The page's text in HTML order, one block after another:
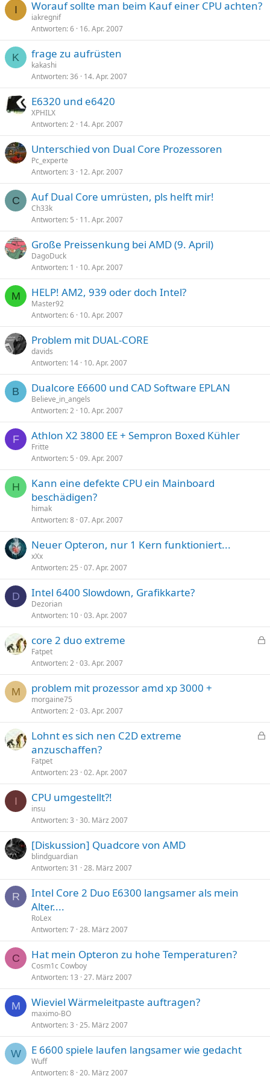
I Worauf sollte man beim Kauf einer CPU achten?
iakregnif
Antworten 6 16. Apr. 2007
K frage zu aufrüsten
kakashi
Antworten 36 14. Apr. 2007
E6320 und e6420
XPHILX
Antworten 2 14. Apr. 2007
Unterschied von Dual Core Prozessoren
Pc_experte
Antworten 3 12. Apr. 2007
C Auf Dual Core umrüsten, pls helft mir!
Ch33k
Antworten 5 11. Apr. 2007
Große Preissenkung bei AMD (9. April)
DagoDuck
Antworten 1 10. Apr. 2007
M HELP! AM2, 939 oder doch Intel?
Master92
Antworten 6 10. Apr. 2007
Problem mit DUAL-CORE
davids
Antworten 14 10. Apr. 2007
B Dualcore E6600 und CAD Software EPLAN
Believe_in_angels
Antworten 2 10. Apr. 2007
F Athlon X2 3800 EE + Sempron Boxed Kühler
Fritte
Antworten 5 09. Apr. 2007
H
Kann eine defekte CPU ein Mainboard
beschädigen?
himak
Antworten 8 07. Apr. 2007
Neuer Opteron, nur 1 Kern funktioniert...
xXx
Antworten 25 07. Apr. 2007
D Intel 6400 Slowdown, Grafikkarte?
Dezorian
Antworten 10 03. Apr. 2007
p
core 2 duo extreme
Fatpet
Antworten 2 03. Apr. 2007
M problem mit prozessor amd xp 3000 +
morgaine75
Antworten 2 03. Apr. 2007
e
Lohnt es sich nen C2D extreme
anzuschaffen?
Fatpet
Antworten 23 02. Apr. 2007
I CPU umgestellt?!
insu
Antworten 3 30. März 2007
[Diskussion] Quadcore von AMD
blindguardian
Antworten 31 28. März 2007
R
Intel Core 2 Duo E6300 langsamer als mein
Alter....
RoLex
Antworten 7 28. März 2007
C Hat mein Opteron zu hohe Temperaturen?
Cosm1c Cowboy
Antworten 13 27. März 2007
M Wieviel Wärmeleitpaste auftragen?
maximo-BO
Antworten 3 25. März 2007
W E 6600 spiele laufen langsamer wie gedacht
Wuff
Antworten 8 20. März 2007